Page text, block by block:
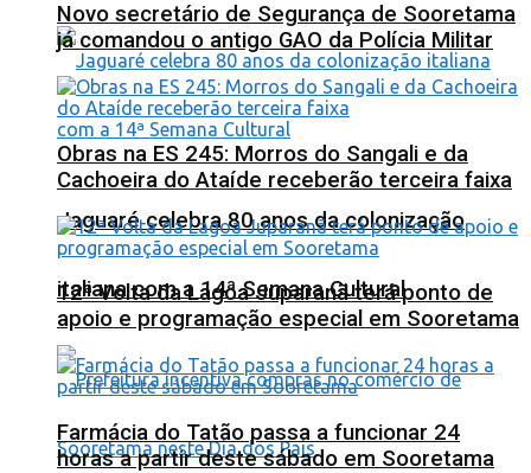
Jaguaré celebra 80 anos da colonização
italiana com a 14ª Semana Cultural
Novo secretário de Segurança de Sooretama
já comandou o antigo GAO da Polícia Militar
Obras na ES 245: Morros do Sangali e da
Cachoeira do Ataíde receberão terceira faixa
12ª Volta da Lagoa Juparanã terá ponto de
apoio e programação especial em Sooretama
Farmácia do Tatão passa a funcionar 24
horas a partir deste sábado em Sooretama